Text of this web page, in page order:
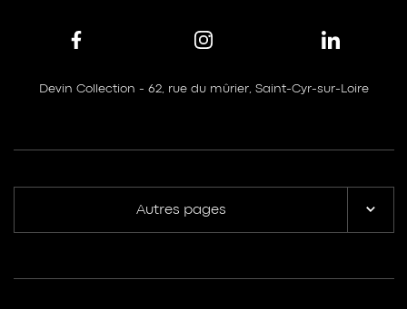
Devin Collection - 62, rue du mûrier, Saint-Cyr-sur-Loire
Autres pages